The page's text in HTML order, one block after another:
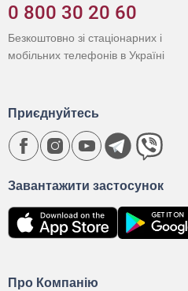
0 800 30 20 60
Безкоштовно зі стаціонарних і
мобільних телефонів в Україні
Про Компанію
Завантажити застосунок
Приєднуйтесь